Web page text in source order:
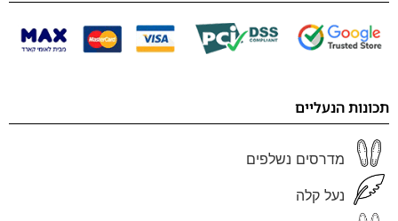
תכונות הנעליים
מדרסים נשלפים
נעל קלה